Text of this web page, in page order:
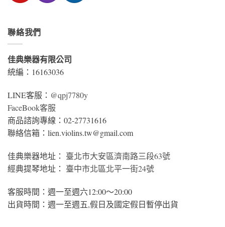
聯絡我們
佳典樂器有限公司
統編：16163036
LINE客服： @qpj7780y
FaceBook客服
商品諮詢專線：02-27731616
聯絡信箱：lien.violins.tw@gmail.com
佳典樂器地址： 臺北市大安區濟南路三段63號
經典提琴地址： 臺中市北區北平一街24號
客服時間：週一至週六12:00～20:00
出貨時間：週一至週五,假日及國定假日暫停出貨